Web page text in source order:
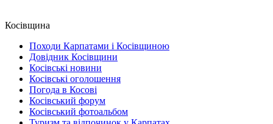
Косівщина
Походи Карпатами і Косівщиною
Довідник Косівщини
Косівські новини
Косівські оголошення
Погода в Косові
Косівський форум
Косівський фотоальбом